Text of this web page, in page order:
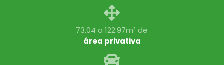
73.04 a 122.97m² de
área privativa